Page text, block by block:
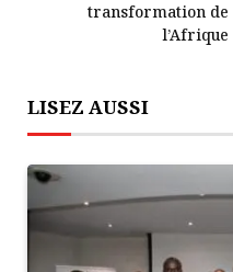
transformation de
l’Afrique
LISEZ AUSSI